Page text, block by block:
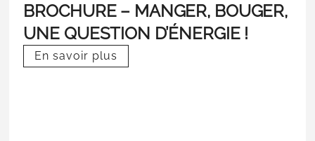
BROCHURE – MANGER, BOUGER,
UNE QUESTION D’ÉNERGIE !
En savoir plus